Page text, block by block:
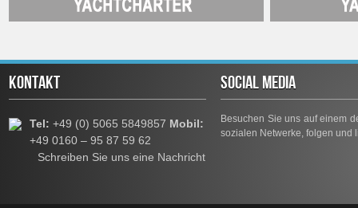
KONTAKT
Tel: +49 (0) 5065 5849857 Mobil:
+49 0160 – 95 87 59 62
Schreiben Sie uns eine Nachricht
SOCIAL MEDIA
Besuchen Sie uns auf einem
sozialen Netwerke, folgen und